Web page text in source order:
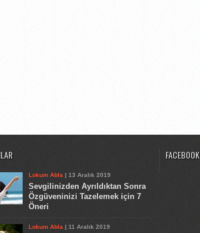
Lokum Abla | 13 Aralık 2019
Sevgilinizden Ayrıldıktan Sonra
Özgüveninizi Tazelemek için 7
Öneri
Lokum Abla | 11 Aralık 2019
FACEBOOK